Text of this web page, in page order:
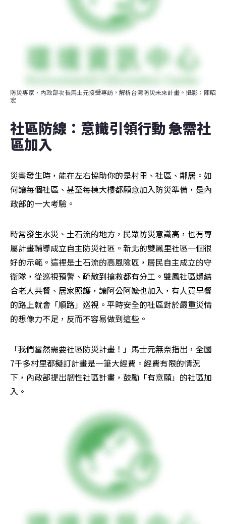
防災專家、內政部次長馬士元接受專訪，解析台灣防災未來計畫。攝影：陳昭
宏
社區防線：意識引領行動 急需社
區加入
災害發生時，能在左右協助你的是村里、社區、鄰居。如
何讓每個社區、甚至每棟大樓都願意加入防災準備，是內
政部的一大考驗。
時常發生水災、土石流的地方，民眾防災意識高，也有專
屬計畫輔導成立自主防災社區。新北的雙鳳里社區一個很
好的示範。這裡是土石流的高風險區，居民自主成立的守
衛隊，從巡視預警、疏散到搶救都有分工。雙鳳社區還結
合老人共餐、居家照護，讓阿公阿嬤也加入，有人買早餐
的路上就會「順路」巡視。平時安全的社區對於嚴重災情
的想像力不足，反而不容易做到這些。
「我們當然需要社區防災計畫！」馬士元無奈指出，全國
7千多村里都擬訂計畫是一筆大經費。經費有限的情況
下，內政部提出韌性社區計畫，鼓勵「有意願」的社區加
入。